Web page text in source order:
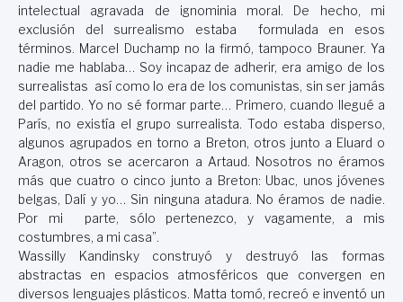
intelectual agravada de ignominia moral. De hecho, mi
exclusión del surrealismo estaba formulada en esos
términos. Marcel Duchamp no la firmó, tampoco Brauner. Ya
nadie me hablaba… Soy incapaz de adherir, era amigo de los
surrealistas así como lo era de los comunistas, sin ser jamás
del partido. Yo no sé formar parte… Primero, cuando llegué a
París, no existía el grupo surrealista. Todo estaba disperso,
algunos agrupados en torno a Breton, otros junto a Eluard o
Aragon, otros se acercaron a Artaud. Nosotros no éramos
más que cuatro o cinco junto a Breton: Ubac, unos jóvenes
belgas, Dalí y yo… Sin ninguna atadura. No éramos de nadie.
Por mi parte, sólo pertenezco, y vagamente, a mis
costumbres, a mi casa”.
Wassilly Kandinsky construyó y destruyó las formas
abstractas en espacios atmosféricos que convergen en
diversos lenguajes plásticos. Matta tomó, recreó e inventó un